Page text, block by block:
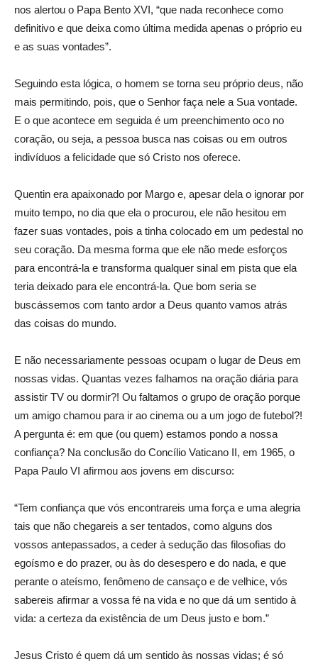
nos alertou o Papa Bento XVI, “que nada reconhece como
definitivo e que deixa como última medida apenas o próprio eu
e as suas vontades”.
Seguindo esta lógica, o homem se torna seu próprio deus, não
mais permitindo, pois, que o Senhor faça nele a Sua vontade.
E o que acontece em seguida é um preenchimento oco no
coração, ou seja, a pessoa busca nas coisas ou em outros
indivíduos a felicidade que só Cristo nos oferece.
Quentin era apaixonado por Margo e, apesar dela o ignorar por
muito tempo, no dia que ela o procurou, ele não hesitou em
fazer suas vontades, pois a tinha colocado em um pedestal no
seu coração. Da mesma forma que ele não mede esforços
para encontrá-la e transforma qualquer sinal em pista que ela
teria deixado para ele encontrá-la. Que bom seria se
buscássemos com tanto ardor a Deus quanto vamos atrás
das coisas do mundo.
E não necessariamente pessoas ocupam o lugar de Deus em
nossas vidas. Quantas vezes falhamos na oração diária para
assistir TV ou dormir?! Ou faltamos o grupo de oração porque
um amigo chamou para ir ao cinema ou a um jogo de futebol?!
A pergunta é: em que (ou quem) estamos pondo a nossa
confiança? Na conclusão do Concílio Vaticano II, em 1965, o
Papa Paulo VI afirmou aos jovens em discurso:
“Tem confiança que vós encontrareis uma força e uma alegria
tais que não chegareis a ser tentados, como alguns dos
vossos antepassados, a ceder à sedução das filosofias do
egoísmo e do prazer, ou às do desespero e do nada, e que
perante o ateísmo, fenômeno de cansaço e de velhice, vós
sabereis afirmar a vossa fé na vida e no que dá um sentido à
vida: a certeza da existência de um Deus justo e bom.”
Jesus Cristo é quem dá um sentido às nossas vidas; é só